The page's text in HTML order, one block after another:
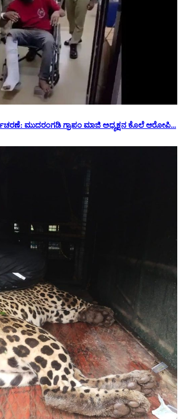
ಮುದರಂಗಡಿ ಗ್ರಾಪಂ ಮಾಜಿ ಅಧ್ಯಕ್ಷನ‌ ಕೊಲೆ ಆರೋಪಿ...